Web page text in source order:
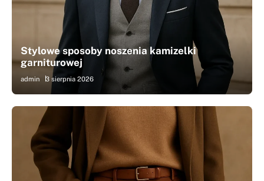
Stylowe sposoby noszenia kamizelki
garniturowej
admin 3 sierpnia 2026